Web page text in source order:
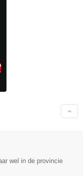
wel in de provincie